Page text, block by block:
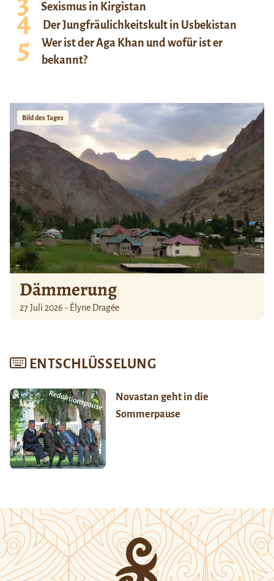
Sexismus in Kirgistan
Der Jungfräulichkeitskult in Usbekistan
Wer ist der Aga Khan und wofür ist er
bekannt?
Bild des Tages
Dämmerung
27 Juli 2026 - Élyne Dragée
ENTSCHLÜSSELUNG
Novastan geht in die
Sommerpause